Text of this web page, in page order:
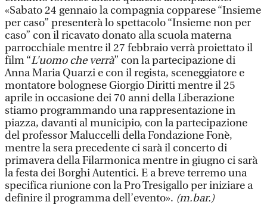
«Sabato 24 gennaio la compagnia copparese “Insieme
per caso” presenterà lo spettacolo “Insieme non per
caso” con il ricavato donato alla scuola materna
parrocchiale mentre il 27 febbraio verrà proiettato il
film “L’uomo che verrà” con la partecipazione di
Anna Maria Quarzi e con il regista, sceneggiatore e
montatore bolognese Giorgio Diritti mentre il 25
aprile in occasione dei 70 anni della Liberazione
stiamo programmando una rappresentazione in
piazza, davanti al municipio, con la partecipazione
del professor Maluccelli della Fondazione Fonè,
mentre la sera precedente ci sarà il concerto di
primavera della Filarmonica mentre in giugno ci sarà
la festa dei Borghi Autentici. E a breve terremo una
specifica riunione con la Pro Tresigallo per iniziare a
definire il programma dell’evento». (m.bar.)